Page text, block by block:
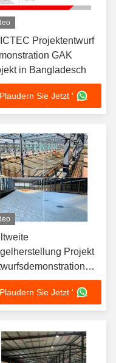
Projektentwurf
GAK
in Bangladesch
Plaudern Sie Jetzt '
Projekt
Plaudern Sie Jetzt '